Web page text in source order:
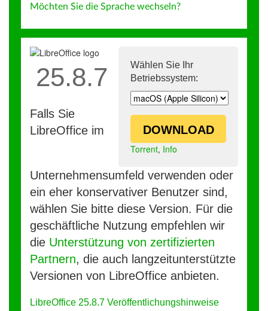
Möchten Sie die Sprache wechseln?
Wählen Sie Ihr
Betriebssystem:
DOWNLOAD
Torrent, Info
25.8.7
Falls Sie
LibreOffice im
Unternehmensumfeld verwenden oder
ein eher konservativer Benutzer sind,
wählen Sie bitte diese Version. Für die
geschäftliche Nutzung empfehlen wir
die Unterstützung von zertifizierten
Partnern, die auch langzeitunterstützte
Versionen von LibreOffice anbieten.
LibreOffice 25.8.7 Veröffentlichungshinweise